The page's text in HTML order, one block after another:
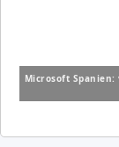
Microsoft